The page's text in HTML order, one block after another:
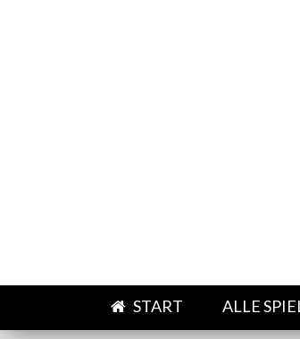
START ALLE